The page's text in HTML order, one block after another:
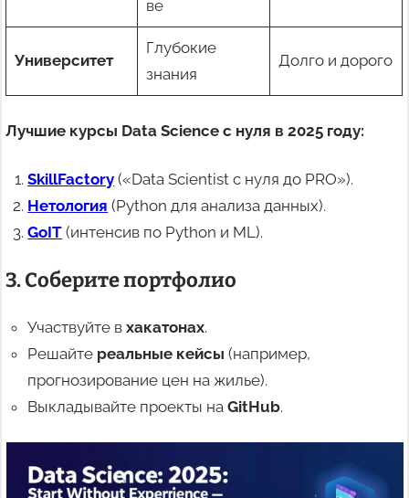
ве
Университет
Глубокие
знания
Долго и дорого
Лучшие курсы Data Science с нуля в 2025 году:
SkillFactory («Data Scientist с нуля до PRO»).
Нетология (Python для анализа данных).
GoIT (интенсив по Python и ML).
3. Соберите портфолио
Участвуйте вхакатонах.
Решайте реальные кейсы (например,
прогнозирование цен на жилье).
Выкладывайте проекты наGitHub.